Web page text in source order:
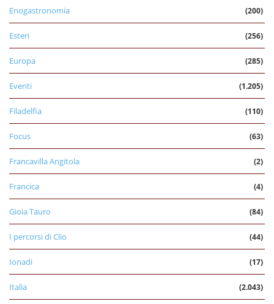
Enogastronomia (200)
Esteri (256)
Europa (285)
Eventi (1.205)
Filadelfia (110)
Focus (63)
Francavilla Angitola (2)
Francica (4)
Gioia Tauro (84)
I percorsi di Clio (44)
Ionadi (17)
Italia (2.043)